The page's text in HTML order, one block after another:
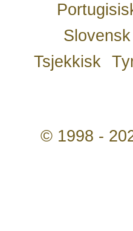
Slovensk
Tsjekkisk
© 1998 -